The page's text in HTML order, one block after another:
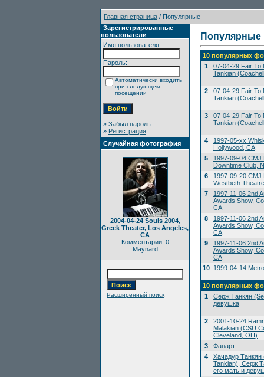
Главная страница / Популярные
Зарегистрированные
пользователи
Имя пользователя:
Пароль:
Автоматически входить
при следующем
посещении
» Забыл пароль
» Регистрация
Случайная фотография
2004-04-24 Souls 2004,
Greek Theater, Los Angeles,
CA
Комментарии: 0
Maynard
Расширенный поиск
Популярные
10 популярных
1
07-04-29 Fair To
Tankian
2
07-04-29 Fair To
Tankian
3
07-04-29 Fair To
Tankian
4
1997-05-xx
Hollywood, CA
5
1997-09-04 CMJ
Downtime Club,
6
1997-09-20 CMJ
Westbeth
7
1997-11-06 2nd
Awards Show,
CA
8
1997-11-06 2nd
Awards Show,
CA
9
1997-11-06 2nd
Awards Show,
CA
10 1999-04-14
10 популярных
1
Серж Танкян
девушка
2
2001-10-24
Malakian (CSU
Cleveland, OH)
3
Фанарт
4
Хачадур Танкян
Tankian), Серж
его мать и